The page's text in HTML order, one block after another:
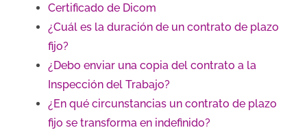
Certificado de Dicom
¿Cuál es la duración de un contrato de plazo
fijo?
¿Debo enviar una copia del contrato a la
Inspección del Trabajo?
¿En qué circunstancias un contrato de plazo
fijo se transforma en indefinido?